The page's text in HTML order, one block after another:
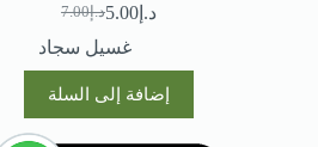
د.إ7.00
السعر
الأصلي
هو:
د.إ 5.00السعر
الحالي
هو:
غسيل سجاد
إضافة إلى السلة